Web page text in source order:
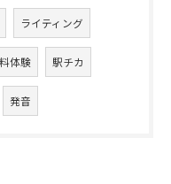
ライティング
体験 駅チカ
発音